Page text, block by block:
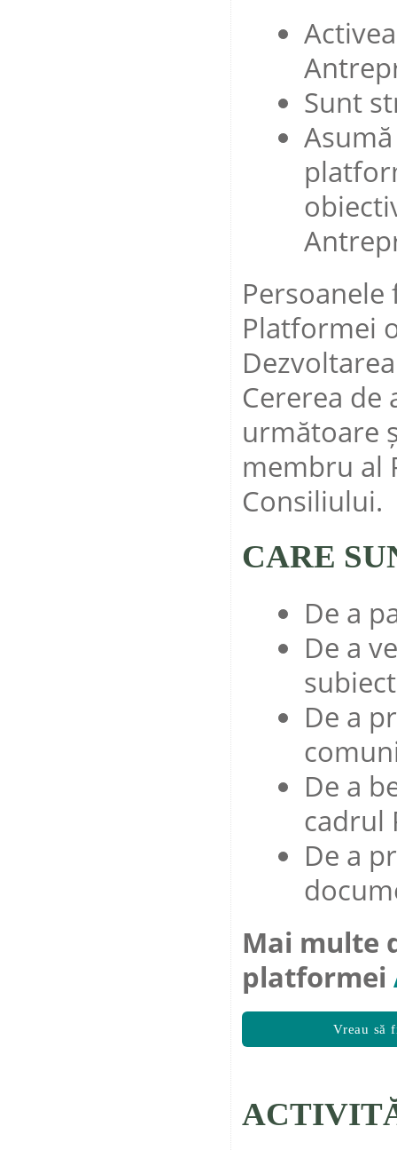
Sunt
Platformei
Cererea de
următoare
membru al
Consiliului.
CARE
De a
De a
De a
De a
cadrul
De a
Mai multe
platformei
Vreau să